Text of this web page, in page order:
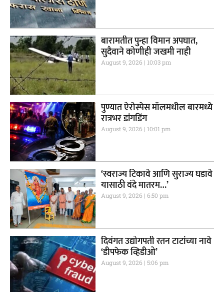
बारामतीत पुन्हा विमान अपघात,
सुदैवाने कोणीही जखमी नाही
August 9, 2026 10:03 pm
पुण्यात ऐरोस्पेस मॉलमधील बारमध्ये
रात्रभर डांगडिंग
August 9, 2026 10:01 pm
‘स्वराज्य टिकावे आणि सुराज्य घडावे
यासाठी वंदे मातरम…’
August 9, 2026 6:50 pm
दिवंगत उद्योगपती रतन टाटांच्या नावे
‘डीपफेक व्हिडीओ’
August 9, 2026 5:06 pm